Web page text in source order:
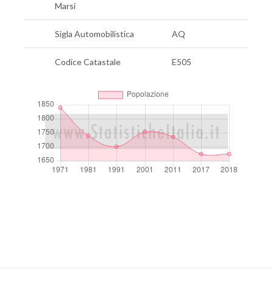
Marsi
Sigla Automobilistica AQ
Codice Catastale E505